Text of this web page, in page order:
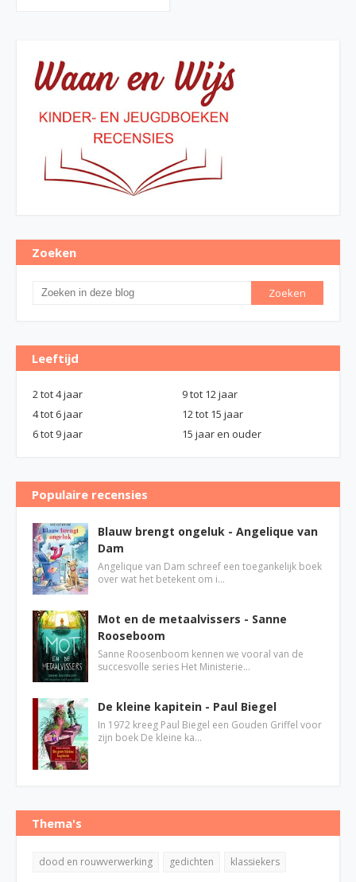
Zoeken
Leeftijd
2 tot 4 jaar
9 tot 12 jaar
4 tot 6 jaar
12 tot 15 jaar
6 tot 9 jaar
15 jaar en ouder
Populaire recensies
Blauw brengt ongeluk - Angelique van
Dam
Angelique van Dam schreef een toegankelijk boek
over wat het betekent om i…
Mot en de metaalvissers - Sanne
Rooseboom
Sanne Roosenboom kennen we vooral van de
succesvolle series Het Ministerie…
De kleine kapitein - Paul Biegel
In 1972 kreeg Paul Biegel een Gouden Griffel voor
zijn boek De kleine ka…
Thema's
dood en rouwverwerking gedichten klassiekers